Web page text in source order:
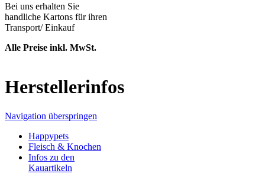
Bei uns erhalten Sie
handliche Kartons für ihren
Transport/ Einkauf
Alle Preise inkl. MwSt.
Herstellerinfos
Navigation überspringen
Happypets
Fleisch & Knochen
Infos zu den
Kauartikeln